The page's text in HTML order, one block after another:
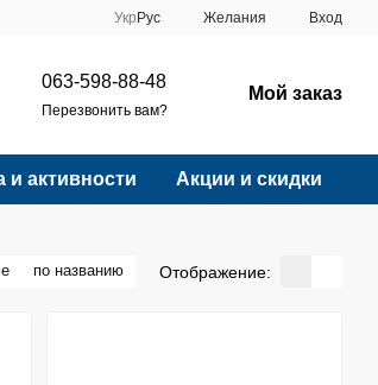
Укр Рус Желания Вход
063-598-88-48
Перезвонить вам?
Мой заказ
и активности Акции и скидки
по названию Отображение: